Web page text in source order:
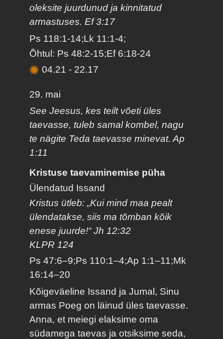
oleksite juurdunud ja kinnitatud
armastuses. Ef 3:17
Ps 118:1-14;Lk 11:1-4;
Õhtul: Ps 48:2-15;Ef 6:18-24
04.21- 22.17
29. mai
See Jeesus, kes teilt võeti üles
taevasse, tuleb samal kombel, nagu
te nägite Teda taevasse minevat. Ap
1:11
Kristuse taevaminemise püha
Ülendatud Issand
Kristus ütleb: „Kui mind maa pealt
ülendatakse, siis ma tõmban kõik
enese juurde!“ Jh 12:32
KLPR 124
Ps 47:6–9;Ps 110:1–4;Ap 1:1–11;Mk
16:14–20
Kõigeväeline Issand ja Jumal, Sinu
armas Poeg on läinud üles taevasse.
Anna, et meiegi elaksime oma
südamega taevas ja otsiksime seda,